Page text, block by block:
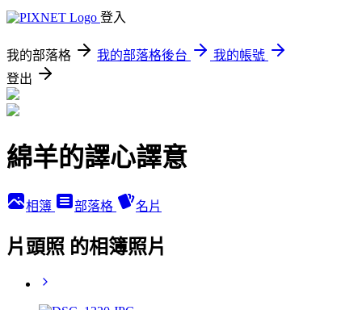
登入
我的部落格 我的部落格後台
我的帳號
登出
綿羊的譯心譯意
相簿 部落格 名片
片頭照 的相簿照片